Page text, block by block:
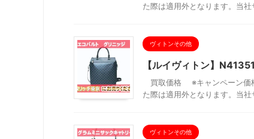
た際は適用外となります。当
ヴィトンその他
【ルイヴィトン】
買取価格 ※キャンペーン価
た際は適用外となります。当
ヴィトンその他